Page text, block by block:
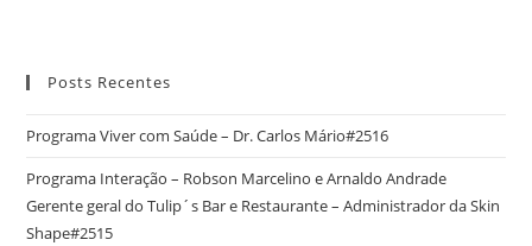
Posts Recentes
Programa Viver com Saúde – Dr. Carlos Mário#2516
Programa Interação – Robson Marcelino e Arnaldo Andrade
Gerente geral do Tulip´s Bar e Restaurante – Administrador da Skin
Shape#2515